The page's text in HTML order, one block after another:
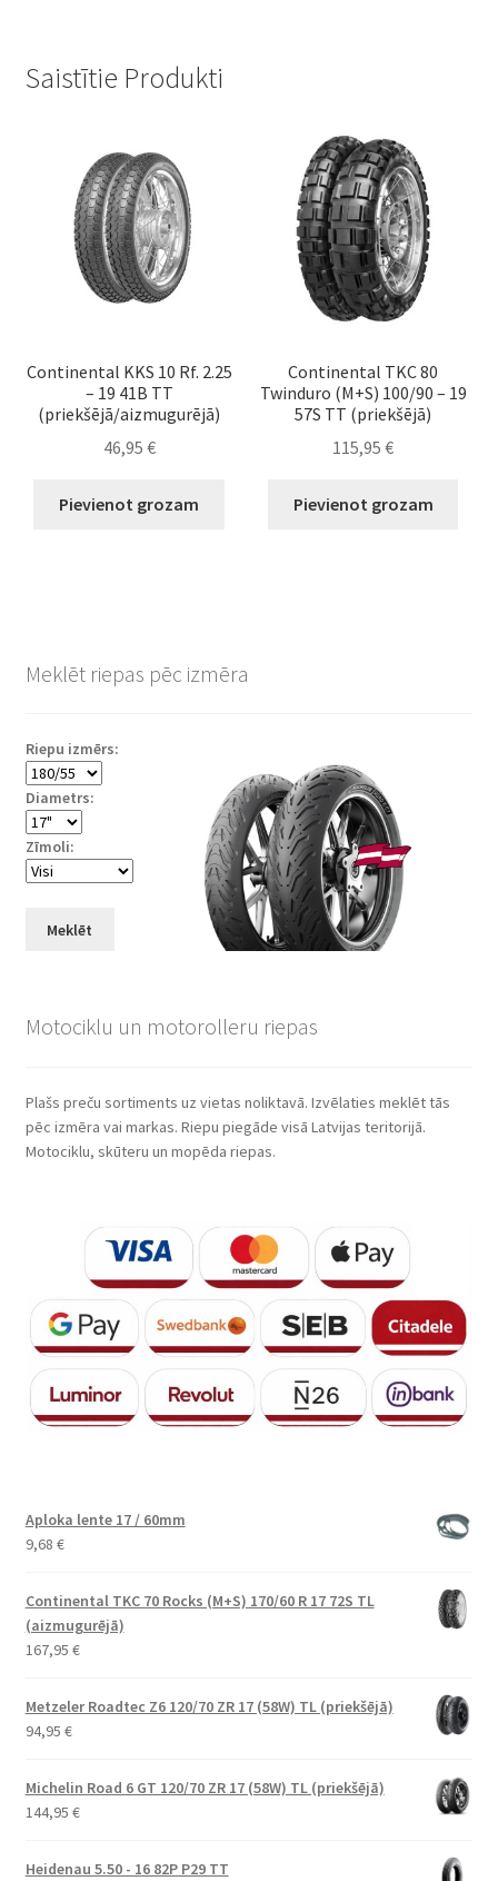
Saistītie Produkti
Continental KKS 10 Rf. 2.25
– 19 41B TT
(priekšējā/aizmugurējā)
46,95 €
Pievienot grozam
Continental TKC 80
Twinduro (M+S) 100/90 – 19
57S TT (priekšējā)
115,95€
Pievienot grozam
Meklēt riepas pēc izmēra
Riepu izmērs:
Diametrs:
Zīmoli:
Meklēt
Motociklu un motorolleru riepas
Plašs preču sortiments uz vietas noliktavā. Izvēlaties meklēt tās
pēc izmēra vai markas. Riepu piegāde visā Latvijas teritorijā.
Motociklu, skūteru un mopēda riepas.
Aploka lente 17 / 60mm
9,68 €
Continental TKC 70 Rocks (M+S) 170/60 R 17 72S TL
(aizmugurējā)
167,95 €
Metzeler Roadtec Z6 120/70 ZR 17 (58W) TL (priekšējā)
94,95 €
Michelin Road 6 GT 120/70 ZR 17 (58W) TL (priekšējā)
144,95 €
Heidenau 5.50 - 16 82P P29 TT